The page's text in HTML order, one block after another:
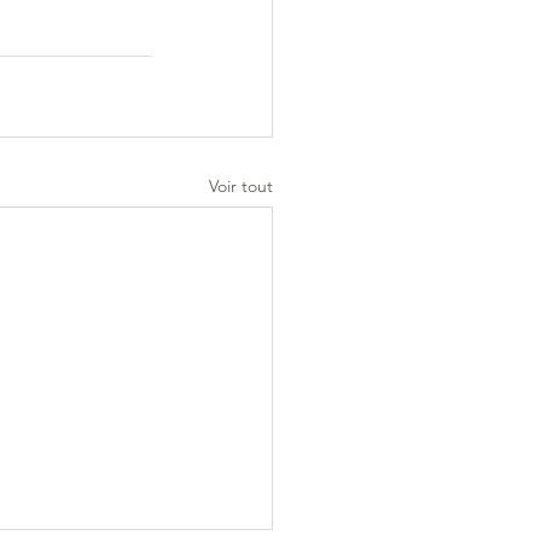
Voir tout